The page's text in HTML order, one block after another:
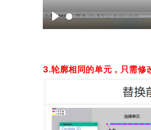
P
y
3.轮廓相同的单元，只需修